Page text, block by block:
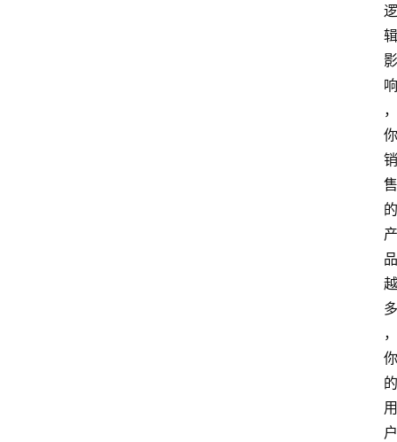
逻
辑
影
响
，
你
销
售
的
产
品
越
多
，
你
的
用
户